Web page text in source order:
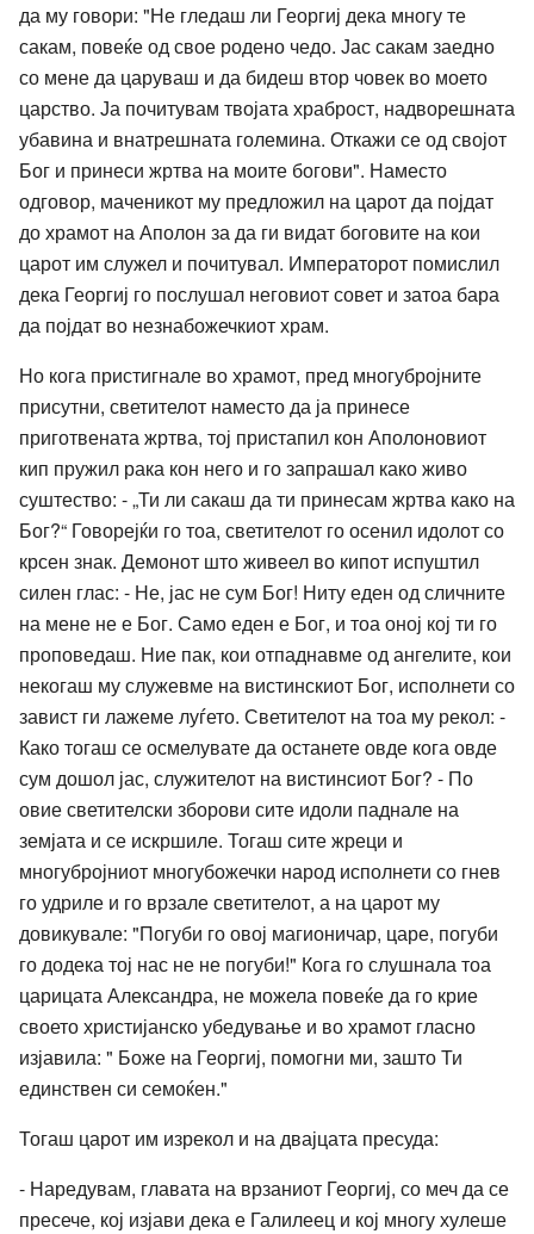
да му говори: "Не гледаш ли Георгиј дека многу те
сакам, повеќе од свое родено чедо. Јас сакам заедно
со мене да царуваш и да бидеш втор човек во моето
царство. Ја почитувам твојата храброст, надворешната
убавина и внатрешната големина. Откажи се од својот
Бог и принеси жртва на моите богови". Наместо
одговор, маченикот му предложил на царот да појдат
до храмот на Аполон за да ги видат боговите на кои
царот им служел и почитувал. Императорот помислил
дека Георгиј го послушал неговиот совет и затоа бара
да појдат во незнабожечкиот храм.
Но кога пристигнале во храмот, пред многубројните
присутни, светителот наместо да ја принесе
приготвената жртва, тој пристапил кон Аполоновиот
кип пружил рака кон него и го запрашал како живо
суштество: - „Ти ли сакаш да ти принесам жртва како на
Бог?“ Говорејќи го тоа, светителот го осенил идолот со
крсен знак. Демонот што живеел во кипот испуштил
силен глас: - Не, јас не сум Бог! Ниту еден од сличните
на мене не е Бог. Само еден е Бог, и тоа оној кој ти го
проповедаш. Ние пак, кои отпаднавме од ангелите, кои
некогаш му служевме на вистинскиот Бог, исполнети со
завист ги лажеме луѓето. Светителот на тоа му рекол: -
Како тогаш се осмелувате да останете овде кога овде
сум дошол јас, служителот на вистинсиот Бог? - По
овие светителски зборови сите идоли паднале на
земјата и се искршиле. Тогаш сите жреци и
многубројниот многубожечки народ исполнети со гнев
го удриле и го врзале светителот, а на царот му
довикувале: "Погуби го овој магионичар, царе, погуби
го додека тој нас не не погуби!" Кога го слушнала тоа
царицата Александра, не можела повеќе да го крие
своето христијанско убедување и во храмот гласно
изјавила: " Боже на Георгиј, помогни ми, зашто Ти
единствен си семоќен."
Тогаш царот им изрекол и на двајцата пресуда:
- Наредувам, главата на врзаниот Георгиј, со меч да се
пресече, кој изјави дека е Галилеец и кој многу хулеше